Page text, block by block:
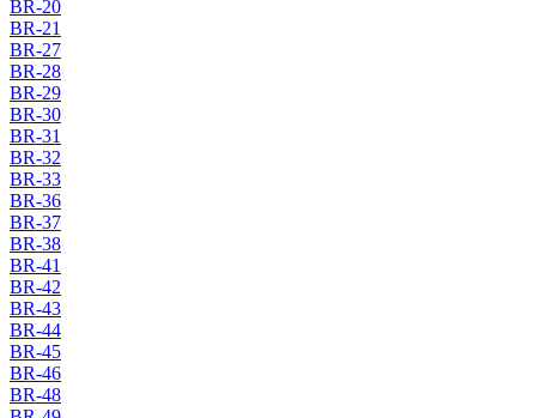
BR-20
BR-21
BR-27
BR-28
BR-29
BR-30
BR-31
BR-32
BR-33
BR-36
BR-37
BR-38
BR-41
BR-42
BR-43
BR-44
BR-45
BR-46
BR-48